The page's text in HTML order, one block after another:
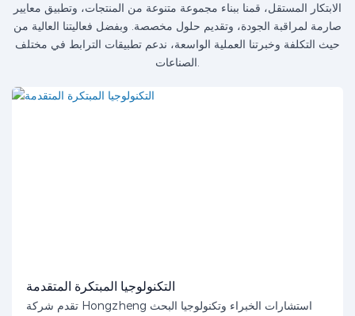
الابتكار المستقل، قمنا ببناء مجموعة متنوعة من المنتجات، وتطبيق معايير
صارمة لمراقبة الجودة، وتقديم حلول مخصصة. وبفضل فعاليتنا العالية من
حيث التكلفة وخبرتنا العملية الواسعة، ندعم تطبيقات الترابط في مختلف
الصناعات.
التكنولوجيا المبتكرة المتقدمة
تقدم شركة Hongzheng استشارات الخبراء وتكنولوجيا البحث